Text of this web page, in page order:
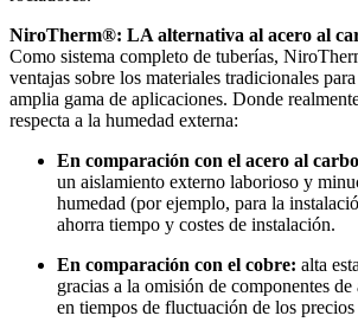
NiroTherm®: LA alternativa al acero al
Como sistema completo de tuberías,
ventajas sobre los materiales tradicionales
amplia gama de aplicaciones. Donde
respecta a la humedad externa:
En comparación con el acero al
un aislamiento externo laborioso y
humedad (por ejemplo, para la
ahorra tiempo y costes de instalación.
En comparación con el cobre: alta
gracias a la omisión de componentes
en tiempos de fluctuación de los